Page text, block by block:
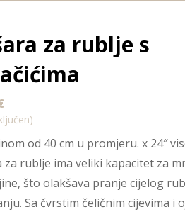
za rublje s
od 40 cm u promjeru. x 24″
za rublje ima veliki kapacitet za
što olakšava pranje cijelog
Sa čvrstim čeličnim cijevima i